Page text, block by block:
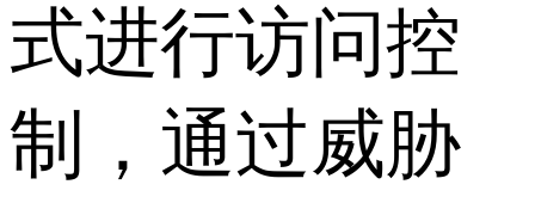
式进行访问控
制，通过威胁